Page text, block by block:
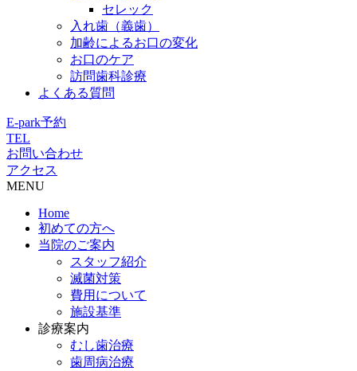
セレック
入れ歯（義歯）
加齢によるお口の変化
お口のケア
訪問歯科診療
よくある質問
E-park予約
TEL
お問い合わせ
アクセス
MENU
Home
初めての方へ
当院のご案内
スタッフ紹介
滅菌対策
費用について
施設基準
診療案内
むし歯治療
歯周病治療